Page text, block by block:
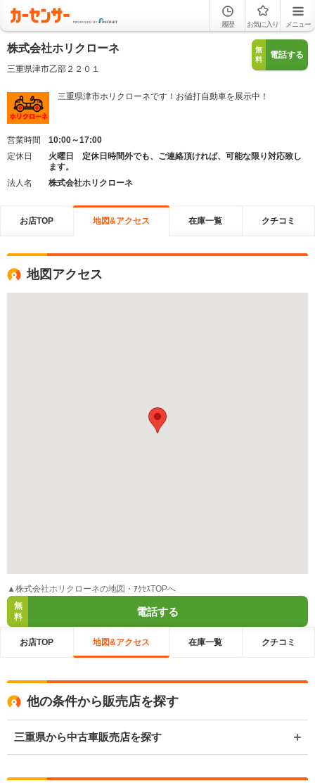
履歴 お気に入り メニュー
株式会社ホリクローネ
三重県津市乙部２２０１
無
料
電話する
三重県津市ホリクローネです！お値打自動車を展示中！
営業時間
10:00～17:00
定休日
火曜日 定休日時間外でも、ご連絡頂ければ、可能な限り対応致し
ます。
法人名
株式会社ホリクローネ
お店TOP 地図&アクセス 在庫一覧 クチコミ
地図アクセス
▲株式会社ホリクローネの地図・ｱｸｾｽTOPへ
無
料
電話する
お店TOP 地図&アクセス 在庫一覧 クチコミ
他の条件から販売店を探す
三重県から中古車販売店を探す